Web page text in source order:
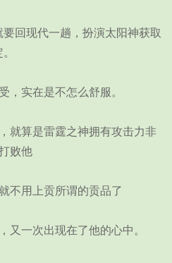
回现代一趟，扮演太阳神获取
实在是不怎么舒服。
就算是雷霆之神拥有攻击力非
败他
不用上贡所谓的贡品了
一次出现在了他的心中。